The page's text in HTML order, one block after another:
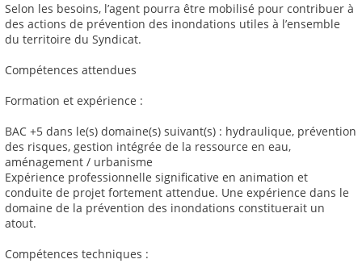
Selon les besoins, l’agent pourra être mobilisé pour contribuer à
des actions de prévention des inondations utiles à l’ensemble
du territoire du Syndicat.
Compétences attendues
Formation et expérience :
BAC +5 dans le(s) domaine(s) suivant(s) : hydraulique, prévention
des risques, gestion intégrée de la ressource en eau,
aménagement / urbanisme
Expérience professionnelle significative en animation et
conduite de projet fortement attendue. Une expérience dans le
domaine de la prévention des inondations constituerait un
atout.
Compétences techniques :